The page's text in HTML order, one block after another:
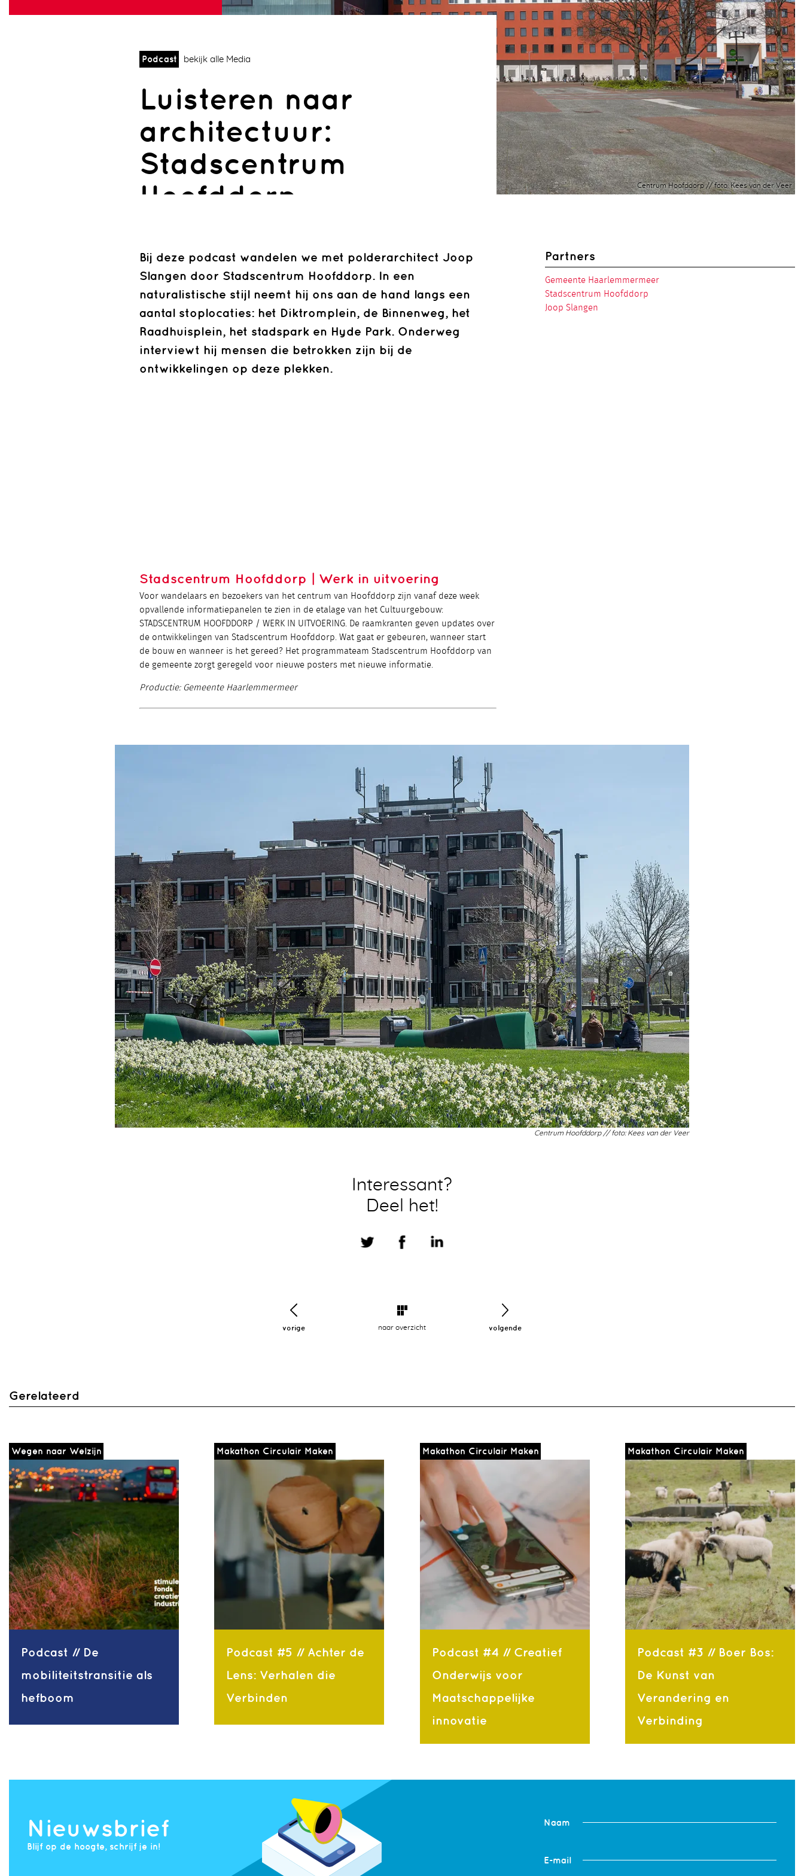
Centrum Hoofddorp // foto: Kees van der Veer
Podcast bekijk alle Media
Luisteren naar
architectuur:
Stadscentrum
Hoofddorp
Partners
Gemeente Haarlemmermeer
Stadscentrum Hoofddorp
Joop Slangen
Bij deze podcast wandelen we met polderarchitect Joop
Slangen door Stadscentrum Hoofddorp. In een
naturalistische stijl neemt hij ons aan de hand langs een
aantal stoplocaties: het Diktromplein, de Binnenweg, het
Raadhuisplein, het stadspark en Hyde Park. Onderweg
interviewt hij mensen die betrokken zijn bij de
ontwikkelingen op deze plekken.
Stadscentrum Hoofddorp | Werk in uitvoering
Voor wandelaars en bezoekers van het centrum van Hoofddorp zijn vanaf deze week
opvallende informatiepanelen te zien in de etalage van het Cultuurgebouw:
STADSCENTRUM HOOFDDORP / WERK IN UITVOERING. De raamkranten geven updates over
de ontwikkelingen van Stadscentrum Hoofddorp. Wat gaat er gebeuren, wanneer start
de bouw en wanneer is het gereed? Het programmateam Stadscentrum Hoofddorp van
de gemeente zorgt geregeld voor nieuwe posters met nieuwe informatie.
Productie: Gemeente Haarlemmermeer
Centrum Hoofddorp // foto: Kees van der Veer
Interessant?
Deel het!
vorige naar overzicht volgende
Gerelateerd
Wegen naar Welzijn
Podcast // De
mobiliteitstransitie als
hefboom
Makathon Circulair Maken
Podcast #5 // Achter de
Lens: Verhalen die
Verbinden
Makathon Circulair Maken
Podcast #4 // Creatief
Onderwijs voor
Maatschappelijke
innovatie
Makathon Circulair Maken
Podcast #3 // Boer Bos:
De Kunst van
Verandering en
Verbinding
Nieuwsbrief
Blijf op de hoogte, schrijf je in!
Naam
E-mail